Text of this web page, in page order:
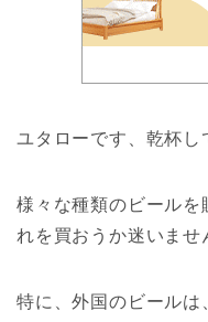
ユタローです、乾杯し
様々な種類のビール
れを買おうか迷いませ
特に、外国のビールは